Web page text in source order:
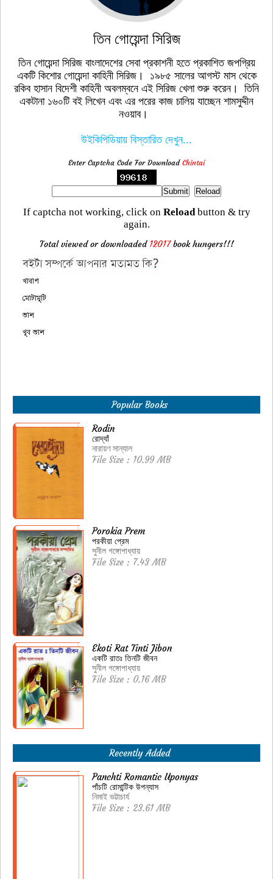
তিন গোয়েন্দা সিরিজ
তিন গোয়েন্দা সিরিজ বাংলাদেশের সেবা প্রকাশনী হতে প্রকাশিত জপগ্রিয়
একটি কিশোর গোয়েন্দা কাহিনী সিরিজ। ১৯৮৫ সালের আগস্ট মাস থেকে
রকিব হাসান বিদেশী কাহিনী অবলম্বনে এই সিরিজ খেলা শুরু করেন। তিনি
একটানা ১৬০টি বই লিখেন এবং এর পরের কাজ চালিয় যাচ্ছেন শামসুদ্দীন
নওয়াব।
উইকিপিডিয়ায় বিস্তারিত দেখুন...
Enter Captcha Code For Download Chintai
If captcha not working, click on Reloadbutton & try
again.
Total viewed or downloaded 12017book hungers!!!
Popular Books
Rodin
রোদ্যাঁ
নারায়ণ সান্যাল
File Size : 10.99 MB
Porokia Prem
পরকীয়া প্রেম
সুনীল গঙ্গোপাধ্যায়
File Size : 7.43 MB
Ekoti Rat Tinti Jibon
একটি রাতঃ তিনটি জীবন
সুনীল গঙ্গোপাধ্যায়
File Size : 0.16 MB
Recently Added
Panchti Romantic Uponyas
পাঁচটি রোমান্টিক উপন্যাস
নিমাই ভট্টাচার্য
File Size : 23.61 MB